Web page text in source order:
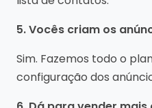
5. Vocês criam os
Sim. Fazemos todo o
configuração dos